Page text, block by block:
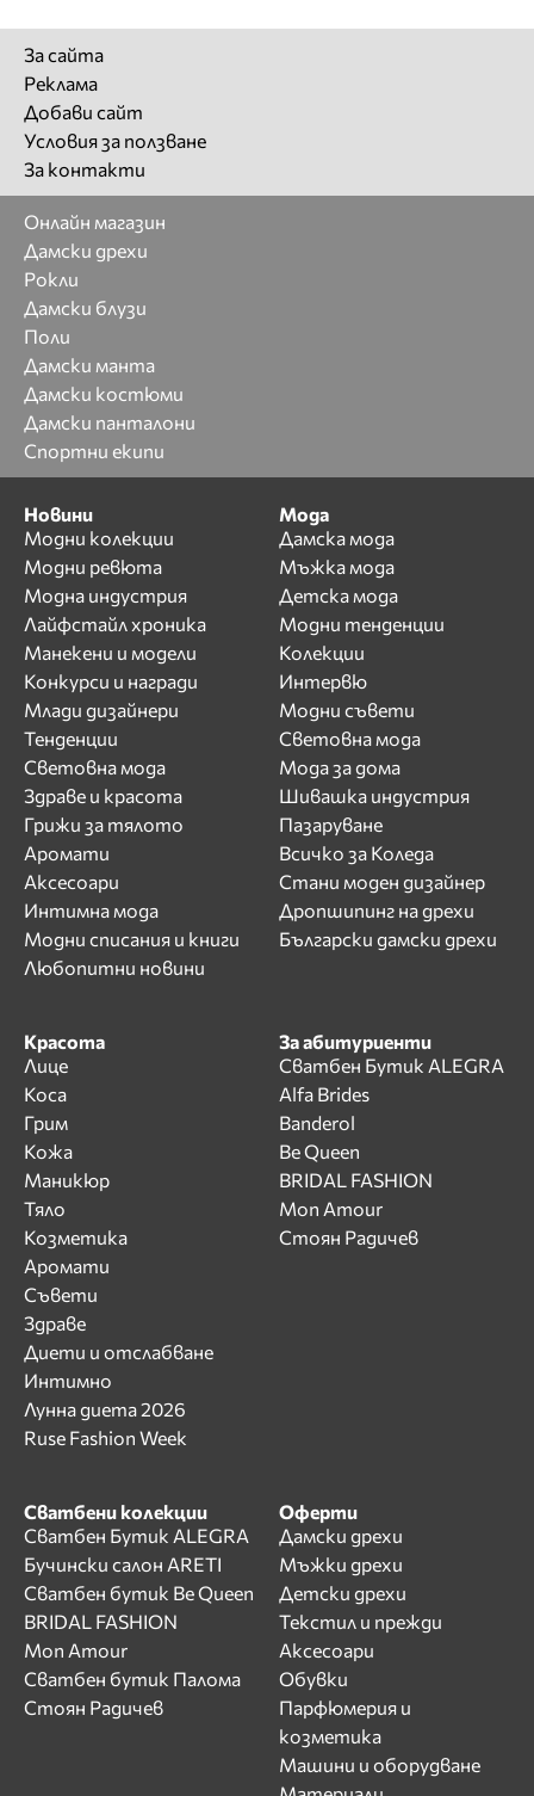
За сайта
Реклама
Добави сайт
Условия за ползване
За контакти
Онлайн магазин
Дамски дрехи
Рокли
Дамски блузи
Поли
Дамски манта
Дамски костюми
Дамски панталони
Спортни екипи
Новини
Модни колекции
Модни ревюта
Модна индустрия
Лайфстайл хроника
Манекени и модели
Конкурси и награди
Млади дизайнери
Тенденции
Световна мода
Здраве и красота
Грижи за тялото
Аромати
Аксесоари
Интимна мода
Модни списания и книги
Любопитни новини
Мода
Дамска мода
Мъжка мода
Детска мода
Модни тенденции
Колекции
Интервю
Модни съвети
Световна мода
Мода за дома
Шивашка индустрия
Пазаруване
Всичко за Коледа
Стани моден дизайнер
Дропшипинг на дрехи
Български дамски дрехи
Красота
Лице
Коса
Грим
Кожа
Маникюр
Тяло
Козметика
Аромати
Съвети
Здраве
Диети и отслабване
Интимно
Лунна диета 2026
Ruse Fashion Week
За абитуриенти
Сватбен Бутик ALEGRA
Alfa Brides
Banderol
Be Queen
BRIDAL FASHION
Mon Amour
Стоян Радичев
Сватбени колекции
Сватбен Бутик ALEGRA
Бучински салон ARETI
Сватбен бутик Be Queen
BRIDAL FASHION
Mon Amour
Сватбен бутик Палома
Стоян Радичев
Оферти
Дамски дрехи
Мъжки дрехи
Детски дрехи
Текстил и прежди
Аксесоари
Обувки
Парфюмерия и
козметика
Машини и оборудване